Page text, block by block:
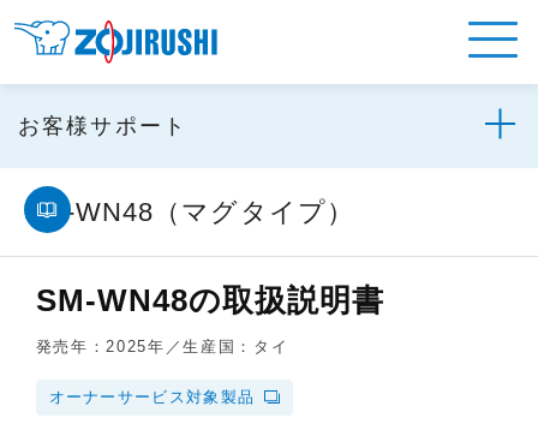
お客様サポート
SM-WN48（マグタイプ）
SM-WN48の取扱説明書
発売年：2025年／生産国：タイ
オーナーサービス対象製品